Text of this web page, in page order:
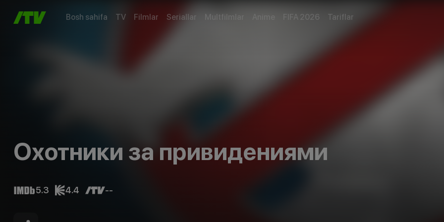
Bosh sahifa TV Filmlar Seriallar Multfilmlar FIFA 2026 Tariflar
Охотники за привидениями
5.3 4.4 --